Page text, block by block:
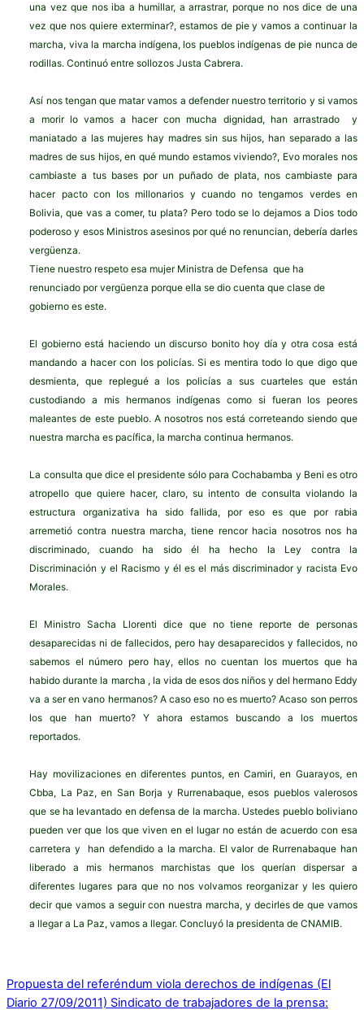
una vez que nos iba a humillar, a arrastrar, porque no nos dice de una
vez que nos quiere exterminar?, estamos de pie y vamos a continuar la
marcha, viva la marcha indígena, los pueblos indígenas de pie nunca de
rodillas. Continuó entre sollozos Justa Cabrera.
Así nos tengan que matar vamos a defender nuestro territorio y si vamos
a morir lo vamos a hacer con mucha dignidad, han arrastrado y
maniatado a las mujeres hay madres sin sus hijos, han separado a las
madres de sus hijos, en qué mundo estamos viviendo?, Evo morales nos
cambiaste a tus bases por un puñado de plata, nos cambiaste para
hacer pacto con los millonarios y cuando no tengamos verdes en
Bolivia, que vas a comer, tu plata? Pero todo se lo dejamos a Dios todo
poderoso y esos Ministros asesinos por qué no renuncian, debería darles
vergüenza.
Tiene nuestro respeto esa mujer Ministra de Defensa que ha
renunciado por vergüenza porque ella se dio cuenta que clase de
gobierno es este.
El gobierno está haciendo un discurso bonito hoy día y otra cosa está
mandando a hacer con los policías. Si es mentira todo lo que digo que
desmienta, que replegué a los policías a sus cuarteles que están
custodiando a mis hermanos indígenas como si fueran los peores
maleantes de este pueblo. A nosotros nos está correteando siendo que
nuestra marcha es pacífica, la marcha continua hermanos.
La consulta que dice el presidente sólo para Cochabamba y Beni es otro
atropello que quiere hacer, claro, su intento de consulta violando la
estructura organizativa ha sido fallida, por eso es que por rabia
arremetió contra nuestra marcha, tiene rencor hacia nosotros nos ha
discriminado, cuando ha sido él ha hecho la Ley contra la
Discriminación y el Racismo y él es el más discriminador y racista Evo
Morales.
El Ministro Sacha Llorenti dice que no tiene reporte de personas
desaparecidas ni de fallecidos, pero hay desaparecidos y fallecidos, no
sabemos el número pero hay, ellos no cuentan los muertos que ha
habido durante la marcha , la vida de esos dos niños y del hermano Eddy
va a ser en vano hermanos? A caso eso no es muerto? Acaso son perros
los que han muerto? Y ahora estamos buscando a los muertos
reportados.
Hay movilizaciones en diferentes puntos, en Camiri, en Guarayos, en
Cbba, La Paz, en San Borja y Rurrenabaque, esos pueblos valerosos
que se ha levantado en defensa de la marcha. Ustedes pueblo boliviano
pueden ver que los que viven en el lugar no están de acuerdo con esa
carretera y han defendido a la marcha. El valor de Rurrenabaque han
liberado a mis hermanos marchistas que los querían dispersar a
diferentes lugares para que no nos volvamos reorganizar y les quiero
decir que vamos a seguir con nuestra marcha, y decirles de que vamos
a llegar a La Paz, vamos a llegar. Concluyó la presidenta de CNAMIB.
Propuesta del referéndum viola derechos de indígenas (El
Diario 27/09/2011) Sindicato de trabajadores de la prensa: